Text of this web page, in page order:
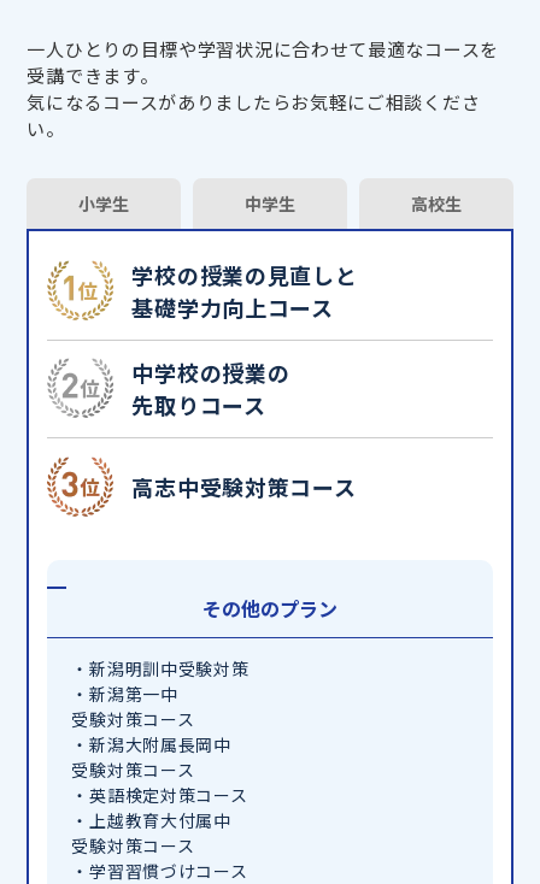
一人ひとりの目標や学習状況に合わせて最適なコースを
受講できます。
気になるコースがありましたらお気軽にご相談くださ
い。
小学生 中学生 高校生
学校の授業の見直しと
基礎学力向上コース
中学校の授業の
先取りコース
高志中受験対策コース
その他のプラン
・新潟明訓中受験対策
・新潟第一中
受験対策コース
・新潟大附属長岡中
受験対策コース
・英語検定対策コース
・上越教育大付属中
受験対策コース
・学習習慣づけコース